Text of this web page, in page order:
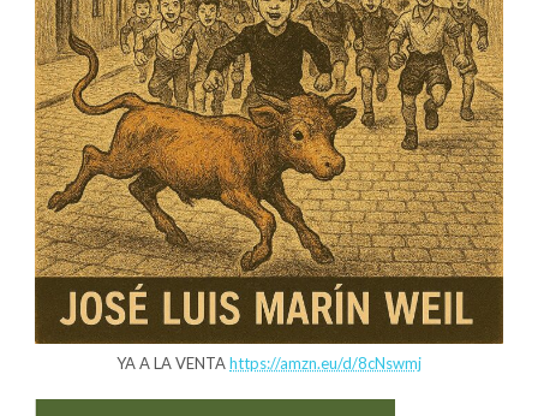
YA A LA VENTAhttps://amzn.eu/d/8cNswmj